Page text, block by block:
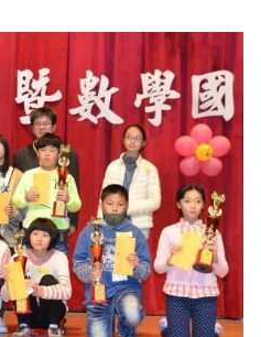
年長者的珠算教學，頗有成效，
4次的..